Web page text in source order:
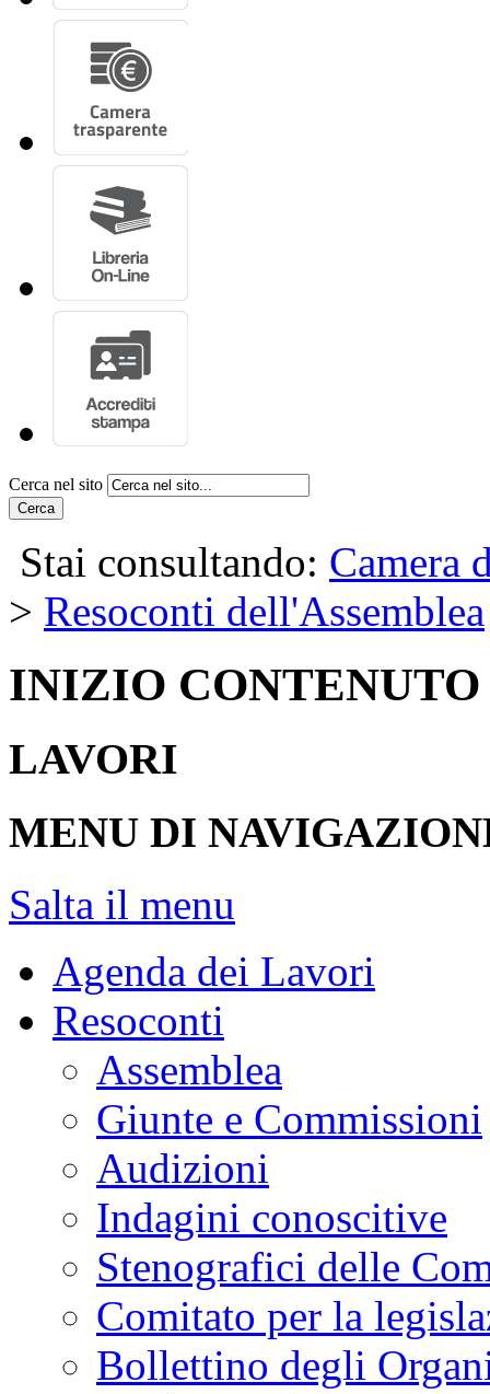
Cerca nel sito
Cerca
Stai consultando: Camera
> Resoconti dell'Assemblea
INIZIO CONTENUTO
LAVORI
MENU DI
Salta il menu
Agenda dei Lavori
Resoconti
Assemblea
Giunte e Commissioni
Audizioni
Indagini conoscitive
Stenografici delle
Comitato per la
Bollettino degli